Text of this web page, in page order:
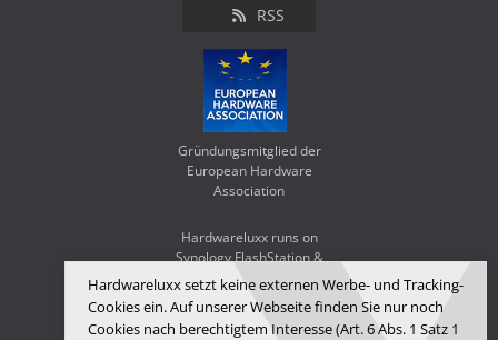
Hardwareluxx setzt keine externen Werbe- und Tracking-
Cookies ein. Auf unserer Webseite finden Sie nur noch
Cookies nach berechtigtem Interesse (Art. 6 Abs. 1 Satz 1
RSS
Gründungsmitglied der
European Hardware
Association
Hardwareluxx runs on
Synology FlashStation &
WD Red SA500